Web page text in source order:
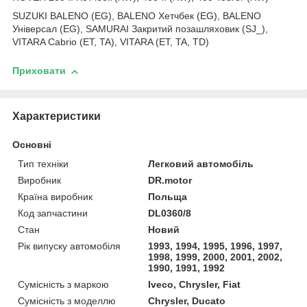
SUZUKI BALENO (EG), BALENO Хетчбек (EG), BALENO
Універсал (EG), SAMURAI Закритий позашляховик (SJ_),
VITARA Cabrio (ET, TA), VITARA (ET, TA, TD)
Приховати
Характеристики
Основні
Тип техніки
Легковий автомобіль
Виробник
DR.motor
Країна виробник
Польща
Код запчастини
DL0360/8
Стан
Новий
Рік випуску автомобіля
1993, 1994, 1995, 1996, 1997,
1998, 1999, 2000, 2001, 2002,
1990, 1991, 1992
Сумісність з маркою
Iveco, Chrysler, Fiat
Сумісність з моделлю
Chrysler, Ducato